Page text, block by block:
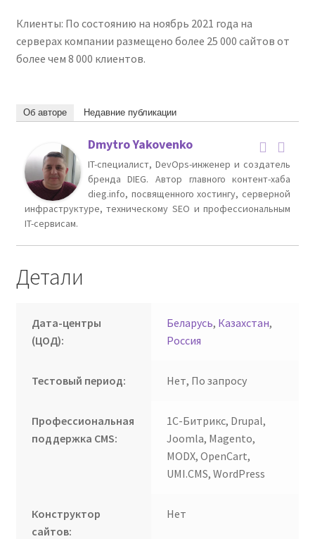
Клиенты: По состоянию на ноябрь 2021 года на
серверах компании размещено более 25 000 сайтов от
более чем 8 000 клиентов.
Об авторе Недавние публикации
Dmytro Yakovenko
IT-специалист, DevOps-инженер и создатель
бренда DIEG. Автор главного контент-хаба
dieg.info, посвященного хостингу, серверной
инфраструктуре, техническому SEO и профессиональным
IT-сервисам.
Детали
Дата-центры
(ЦОД):
Беларусь, Казахстан,
Россия
Тестовый период: Нет, По запросу
Профессиональная
поддержка CMS:
1С-Битрикс, Drupal,
Joomla, Magento,
MODX, OpenCart,
UMI.CMS, WordPress
Конструктор
сайтов:
Нет